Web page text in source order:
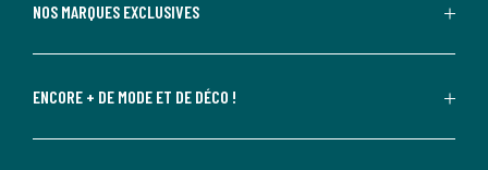
NOS MARQUES EXCLUSIVES
ENCORE + DE MODE ET DE DÉCO !